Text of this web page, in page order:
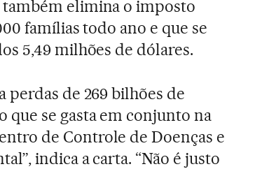
elimina o imposto
famílias todo ano e que se
5,49 milhões de dólares.
perdas de 269 bilhões de
que se gasta em conjunto na
de Controle de Doenças e
indica a carta. “Não é justo